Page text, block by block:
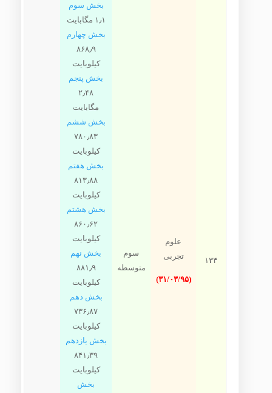
۱۳۴
علوم
تجربی
(۳۱/۰۳/۹۵)
سوم
متوسطه
بخش سوم
۱٫۱ مگابایت
بخش چهارم
۸۶۸٫۹
کیلوبایت
بخش پنجم
۲٫۴۸
مگابایت
بخش ششم
۷۸۰٫۸۳
کیلوبایت
بخش هفتم
۸۱۳٫۸۸
کیلوبایت
بخش هشتم
۸۶۰٫۶۲
کیلوبایت
بخش نهم
۸۸۱٫۹
کیلوبایت
بخش دهم
۷۳۶٫۸۷
کیلوبایت
بخش یازدهم
۸۴۱٫۳۹
کیلوبایت
بخش